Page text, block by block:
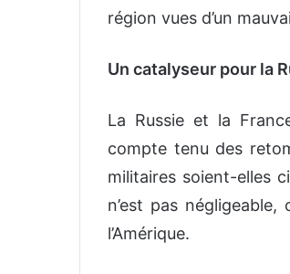
région vues d’un
Un catalyseur pour la
La Russie et la
compte tenu des
militaires soient-elles
n’est pas
l’Amérique.